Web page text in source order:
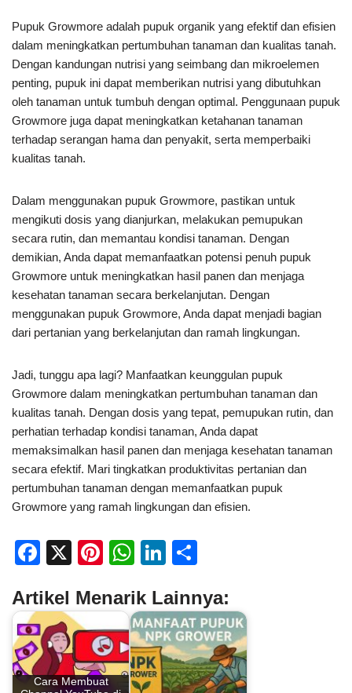
Pupuk Growmore adalah pupuk organik yang efektif dan efisien
dalam meningkatkan pertumbuhan tanaman dan kualitas tanah.
Dengan kandungan nutrisi yang seimbang dan mikroelemen
penting, pupuk ini dapat memberikan nutrisi yang dibutuhkan
oleh tanaman untuk tumbuh dengan optimal. Penggunaan pupuk
Growmore juga dapat meningkatkan ketahanan tanaman
terhadap serangan hama dan penyakit, serta memperbaiki
kualitas tanah.
Dalam menggunakan pupuk Growmore, pastikan untuk
mengikuti dosis yang dianjurkan, melakukan pemupukan
secara rutin, dan memantau kondisi tanaman. Dengan
demikian, Anda dapat memanfaatkan potensi penuh pupuk
Growmore untuk meningkatkan hasil panen dan menjaga
kesehatan tanaman secara berkelanjutan. Dengan
menggunakan pupuk Growmore, Anda dapat menjadi bagian
dari pertanian yang berkelanjutan dan ramah lingkungan.
Jadi, tunggu apa lagi? Manfaatkan keunggulan pupuk
Growmore dalam meningkatkan pertumbuhan tanaman dan
kualitas tanah. Dengan dosis yang tepat, pemupukan rutin, dan
perhatian terhadap kondisi tanaman, Anda dapat
memaksimalkan hasil panen dan menjaga kesehatan tanaman
secara efektif. Mari tingkatkan produktivitas pertanian dan
pertumbuhan tanaman dengan memanfaatkan pupuk
Growmore yang ramah lingkungan dan efisien.
F
c
e
b
o
X
Pi
er
e
st
W
at
s
A
p
Li
k
e
dI
n
ar
e
Artikel Menarik Lainnya:
Cara Membuat